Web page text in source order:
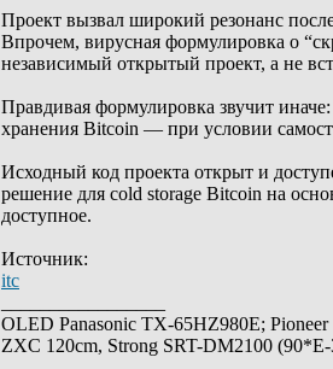
Проект вызвал широкий резонанс
Впрочем, вирусная формулировка о
независимый открытый проект, а не
Правдивая формулировка звучит
хранения Bitcoin — при условии
Исходный код проекта открыт и
решение для cold storage Bitcoin на
доступное.
Источник:
itc
OLED Panasonic TX-65HZ980E;
ZXC 120cm, Strong SRT-DM2100